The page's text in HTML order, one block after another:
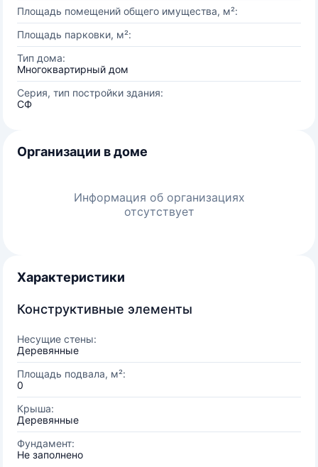
Площадь помещений общего имущества, м²:
Площадь парковки, м²:
Тип дома:
Многоквартирный дом
Серия, тип постройки здания:
СФ
Организации в доме
Информация об организациях
отсутствует
Характеристики
Конструктивные элементы
Несущие стены:
Деревянные
Площадь подвала, м²:
0
Крыша:
Деревянные
Фундамент:
Не заполнено